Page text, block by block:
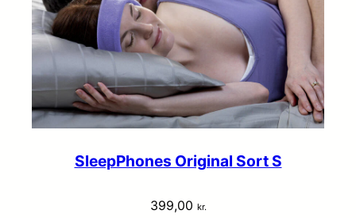
SleepPhones Original Sort S
399,00 kr.